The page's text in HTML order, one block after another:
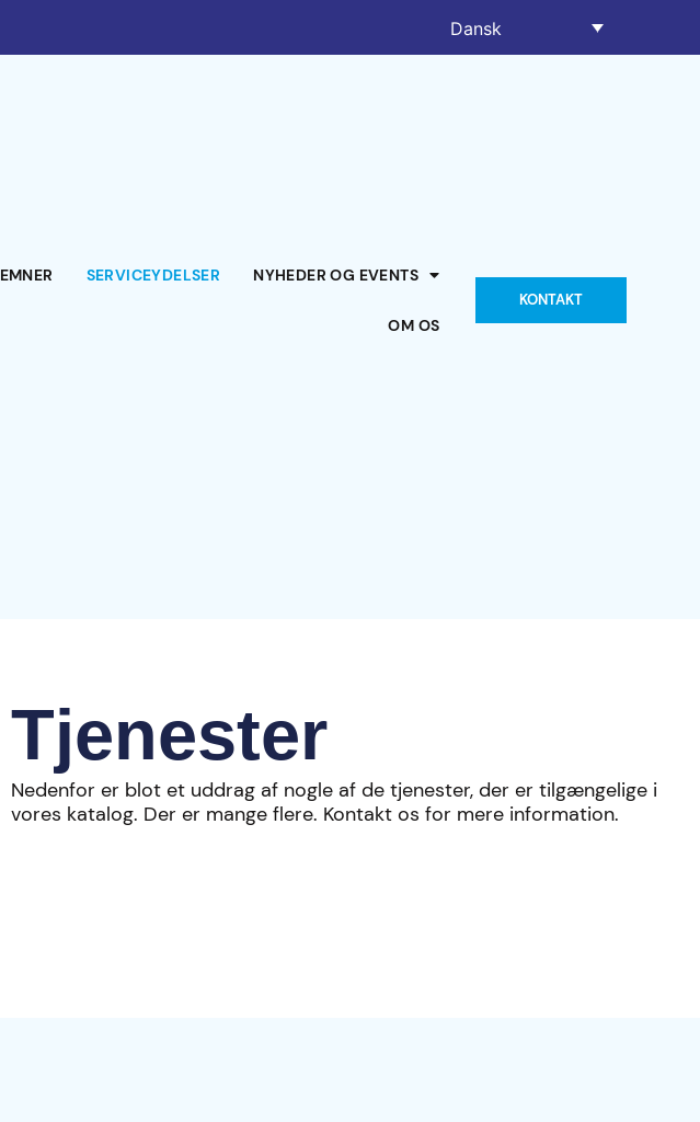
Dansk
SERVICEYDELSER NYHEDER OG EVENTS
OM OS
KONTAKT
Tjenester
Nedenfor er blot et uddrag af nogle af de tjenester, der er tilgængelige i
vores katalog. Der er mange flere. Kontakt os for mere information.